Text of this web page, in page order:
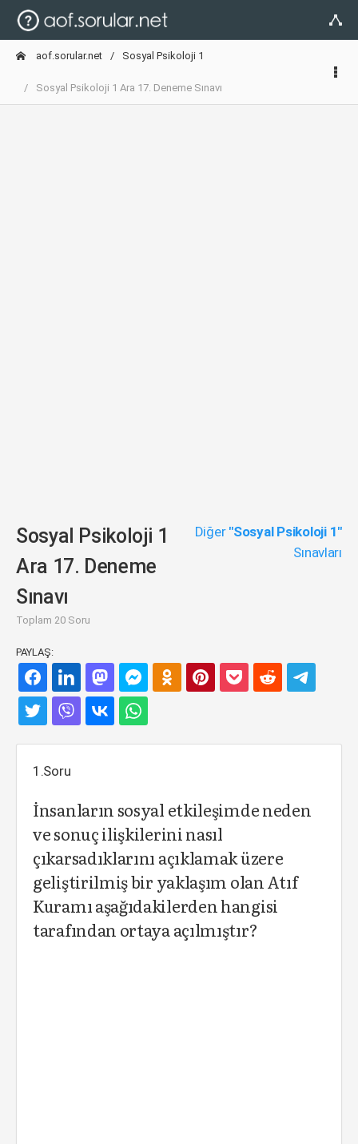
aof.sorular.net Sosyal Psikoloji 1
Sosyal Psikoloji 1 Ara 17. Deneme Sınavı
Sosyal Psikoloji 1
Ara 17. Deneme
Sınavı
Toplam 20 Soru
Diğer "Sosyal Psikoloji 1"
Sınavları
PAYLAŞ:
1.Soru
İnsanların sosyal etkileşimde neden
ve sonuç ilişkilerini nasıl
çıkarsadıklarını açıklamak üzere
geliştirilmiş bir yaklaşım olan Atıf
Kuramı aşağıdakilerden hangisi
tarafından ortaya açılmıştır?